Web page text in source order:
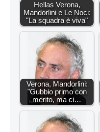
Hellas Verona,
Mandorlini e Le Noci:
"La squadra è viva"
Verona, Mandorlini:
"Gubbio primo con
merito, ma ci…